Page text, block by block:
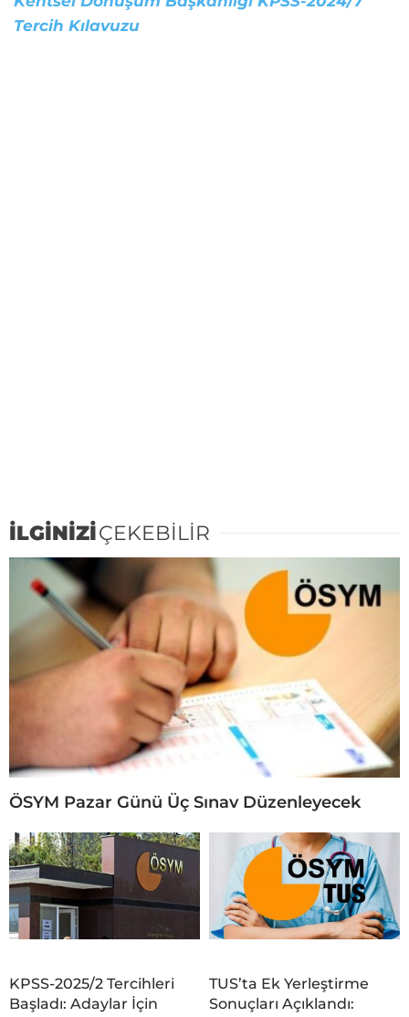
Tercih Kılavuzu
İLGİNİZİÇEKEBİLİR
ÖSYM Pazar Günü Üç Sınav Düzenleyecek
KPSS-2025/2 Tercihleri
Başladı: Adaylar İçin
TUS’ta Ek Yerleştirme
Sonuçları Açıklandı: